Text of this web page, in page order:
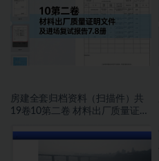
房建全套归档资料（扫描件）共
19卷10第二卷 材料出厂质量证明